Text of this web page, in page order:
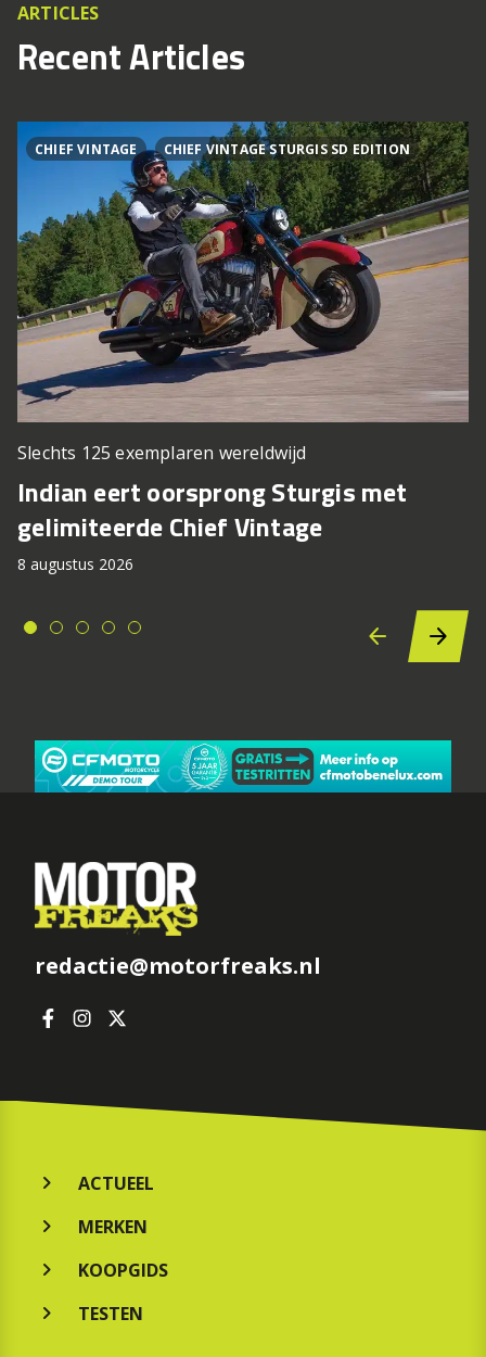
ARTICLES
Recent Articles
CHIEF VINTAGE CHIEF VINTAGE STURGIS SD EDITION
Slechts 125 exemplaren wereldwijd
Indian eert oorsprong Sturgis met
gelimiteerde Chief Vintage
8 augustus 2026
redactie@motorfreaks.nl
ACTUEEL
MERKEN
KOOPGIDS
TESTEN